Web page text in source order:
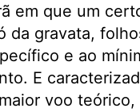
em que um
da gravata,
e ao
E
voo